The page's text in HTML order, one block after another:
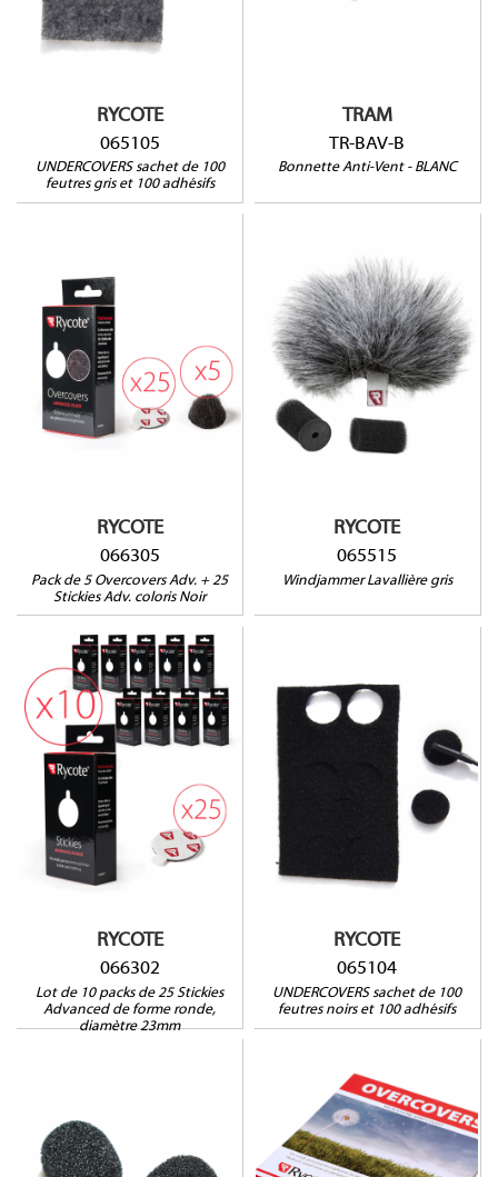
RYCOTE
065105
UNDERCOVERS sachet de 100
feutres gris et 100 adhésifs
TRAM
TR-BAV-B
Bonnette Anti-Vent - BLANC
RYCOTE
066305
Pack de 5 Overcovers Adv. + 25
Stickies Adv. coloris Noir
066305
RYCOTE
065515
Windjammer Lavallière gris
Compatible avec :
AUDIO-TECHNICA : AT899,
COUNTRYMAN : B3 et B6,
DPA : 4060, 4061, 4062,
4063, 4088, 4097, 6060,
SANKEN COS11S,
SENNHEISER : MKE2, ME102,
ME2, ME4, MKE1, MKE2,
500-506-910
RYCOTE
066302
Lot de 10 packs de 25 Stickies
Advanced de forme ronde,
diamètre 23mm
066302
RYCOTE
065104
UNDERCOVERS sachet de 100
feutres noirs et 100 adhésifs
065104
065527